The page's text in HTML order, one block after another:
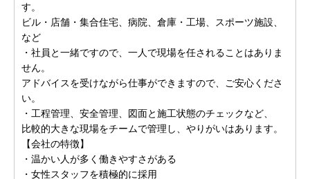
す。
ビル・店舗・集合住宅、病院、倉庫・工場、スポーツ施設、
など
・社員と一緒ですので、一人で現場を任されることはありま
せん。
アドバイスを受けながら仕事ができますので、ご安心くださ
い。
・工程管理、安全管理、図面と施工状態のチェックなど、
比較的大きな現場をチームで管理し、やりがいはあります。
【会社の特徴】
・温かい人が多く働きやすさがある
・女性スタッフを積極的に採用